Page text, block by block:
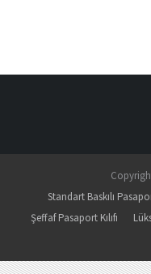
Standart Baskılı
Şeffaf Pasaport Kılıfı